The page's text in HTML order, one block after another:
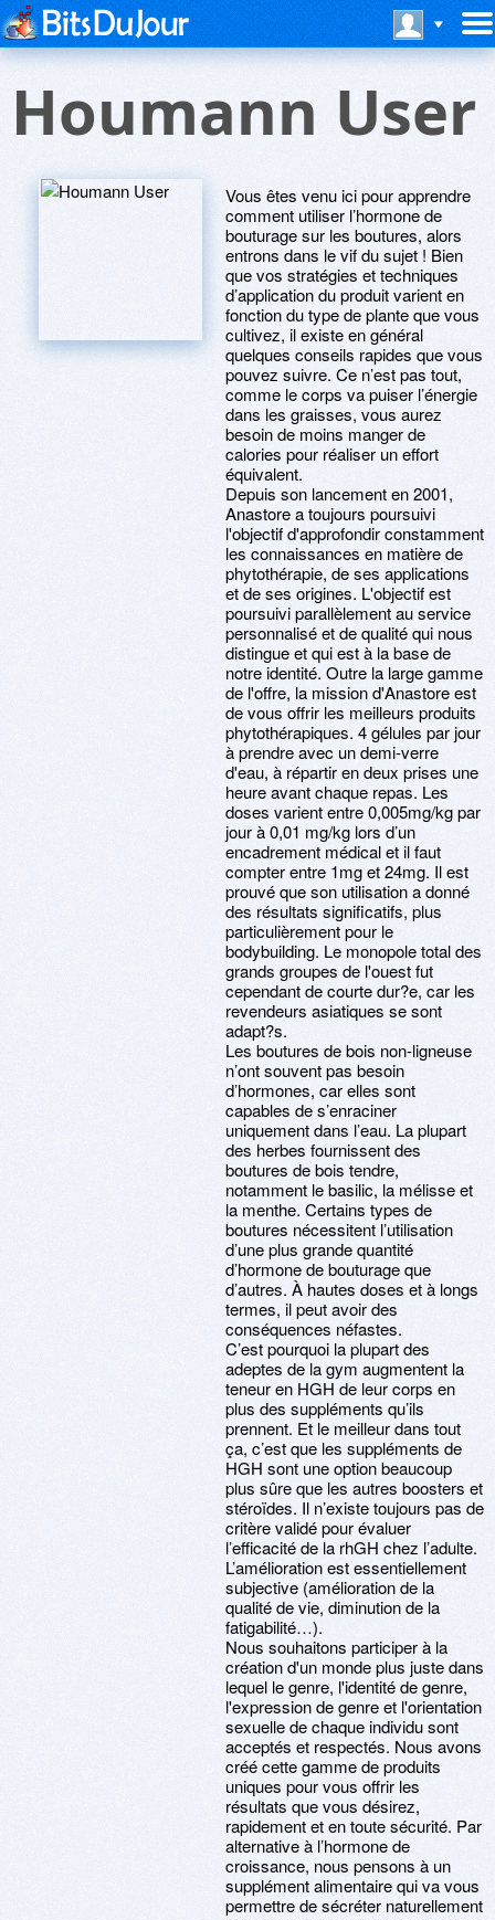
Houmann User
Vous êtes venu ici pour apprendre
comment utiliser l’hormone de
bouturage sur les boutures, alors
entrons dans le vif du sujet ! Bien
que vos stratégies et techniques
d’application du produit varient en
fonction du type de plante que vous
cultivez, il existe en général
quelques conseils rapides que vous
pouvez suivre. Ce n’est pas tout,
comme le corps va puiser l’énergie
dans les graisses, vous aurez
besoin de moins manger de
calories pour réaliser un effort
équivalent.
Depuis son lancement en 2001,
Anastore a toujours poursuivi
l'objectif d'approfondir constamment
les connaissances en matière de
phytothérapie, de ses applications
et de ses origines. L'objectif est
poursuivi parallèlement au service
personnalisé et de qualité qui nous
distingue et qui est à la base de
notre identité. Outre la large gamme
de l'offre, la mission d'Anastore est
de vous offrir les meilleurs produits
phytothérapiques. 4 gélules par jour
à prendre avec un demi-verre
d'eau, à répartir en deux prises une
heure avant chaque repas. Les
doses varient entre 0,005mg/kg par
jour à 0,01 mg/kg lors d’un
encadrement médical et il faut
compter entre 1mg et 24mg. Il est
prouvé que son utilisation a donné
des résultats significatifs, plus
particulièrement pour le
bodybuilding. Le monopole total des
grands groupes de l'ouest fut
cependant de courte dur?e, car les
revendeurs asiatiques se sont
adapt?s.
Les boutures de bois non-ligneuse
n’ont souvent pas besoin
d’hormones, car elles sont
capables de s’enraciner
uniquement dans l’eau. La plupart
des herbes fournissent des
boutures de bois tendre,
notamment le basilic, la mélisse et
la menthe. Certains types de
boutures nécessitent l’utilisation
d’une plus grande quantité
d’hormone de bouturage que
d’autres. À hautes doses et à longs
termes, il peut avoir des
conséquences néfastes.
C’est pourquoi la plupart des
adeptes de la gym augmentent la
teneur en HGH de leur corps en
plus des suppléments qu’ils
prennent. Et le meilleur dans tout
ça, c’est que les suppléments de
HGH sont une option beaucoup
plus sûre que les autres boosters et
stéroïdes. Il n’existe toujours pas de
critère validé pour évaluer
l’efficacité de la rhGH chez l’adulte.
L’amélioration est essentiellement
subjective (amélioration de la
qualité de vie, diminution de la
fatigabilité…).
Nous souhaitons participer à la
création d'un monde plus juste dans
lequel le genre, l'identité de genre,
l'expression de genre et l'orientation
sexuelle de chaque individu sont
acceptés et respectés. Nous avons
créé cette gamme de produits
uniques pour vous offrir les
résultats que vous désirez,
rapidement et en toute sécurité. Par
alternative à l’hormone de
croissance, nous pensons à un
supplément alimentaire qui va vous
permettre de sécréter naturellement